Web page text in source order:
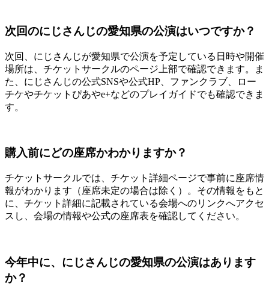
次回のにじさんじの愛知県の公演はいつですか？
次回、にじさんじが愛知県で公演を予定している日時や開催
場所は、チケットサークルのページ上部で確認できます。ま
た、にじさんじの公式SNSや公式HP、ファンクラブ、ロー
チケやチケットぴあやe+などのプレイガイドでも確認できま
す。
購入前にどの座席かわかりますか？
チケットサークルでは、チケット詳細ページで事前に座席情
報がわかります（座席未定の場合は除く）。その情報をもと
に、チケット詳細に記載されている会場へのリンクへアクセ
スし、会場の情報や公式の座席表を確認してください。
今年中に、にじさんじの愛知県の公演はあります
か？